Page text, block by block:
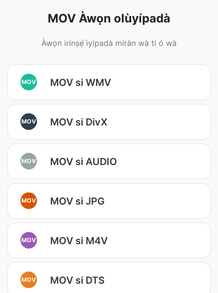
MOV Àwọn olùyípadà
Àwọn irinṣẹ́ ìyípadà míràn wà tí ó wà
MOV MOV si WMV
MOV MOV si DivX
MOV MOV si AUDIO
MOV MOV si JPG
MOV MOV si M4V
MOV MOV si DTS